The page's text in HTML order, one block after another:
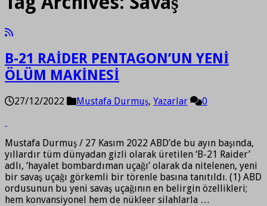
B-21 RAİDER PENTAGON’UN YENİ
ÖLÜM MAKİNESİ
27/12/2022 Mustafa Durmuş, Yazarlar 0
Mustafa Durmuş / 27 Kasım 2022 ABD’de bu ayın başında,
yıllardır tüm dünyadan gizli olarak üretilen ‘B-21 Raider’
adlı, ‘hayalet bombardıman uçağı’ olarak da nitelenen, yeni
bir savaş uçağı görkemli bir törenle basına tanıtıldı. (1) ABD
ordusunun bu yeni savaş uçağının en belirgin özellikleri;
hem konvansiyonel hem de nükleer silahlarla …